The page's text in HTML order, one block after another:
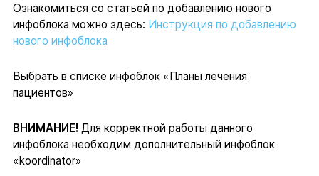
Ознакомиться со статьей по добавлению нового
инфоблока можно здесь: Инструкция по добавлению
нового инфоблока
Выбрать в списке инфоблок «Планы лечения
пациентов»
ВНИМАНИЕ! Для корректной работы данного
инфоблока необходим дополнительный инфоблок
«koordinator»